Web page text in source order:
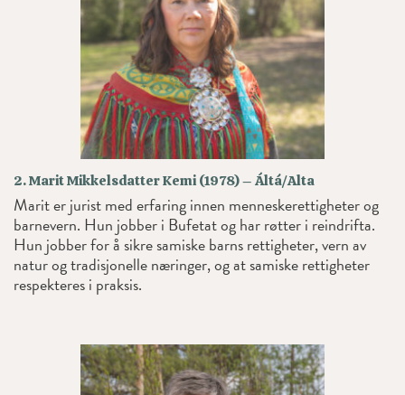
2. Marit Mikkelsdatter Kemi (1978) – Áltá/Alta
Marit er jurist med erfaring innen menneskerettigheter og
barnevern. Hun jobber i Bufetat og har røtter i reindrifta.
Hun jobber for å sikre samiske barns rettigheter, vern av
natur og tradisjonelle næringer, og at samiske rettigheter
respekteres i praksis.